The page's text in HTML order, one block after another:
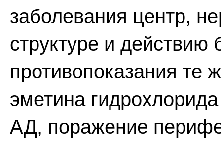
заболевания центр,
структуре и действию
противопоказания те
эметина
АД, поражение